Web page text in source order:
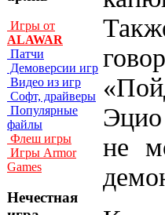
Игры от
ALAWAR
Патчи
Демоверсии игр
Видео из игр
Софт, драйверы
Популярные
файлы
Флеш игры
Игры Armor
Games
Нечестная
Эцио
не